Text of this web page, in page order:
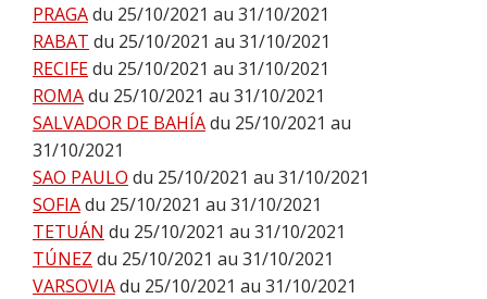
PRAGAdu 25/10/2021 au 31/10/2021
RABAT du 25/10/2021 au 31/10/2021
RECIFEdu 25/10/2021 au 31/10/2021
ROMAdu 25/10/2021 au 31/10/2021
SALVADOR DE BAHÍAdu 25/10/2021 au
31/10/2021
SAO PAULO du 25/10/2021 au 31/10/2021
SOFIAdu 25/10/2021 au 31/10/2021
TETUÁN du 25/10/2021 au 31/10/2021
TÚNEZ du 25/10/2021 au 31/10/2021
VARSOVIAdu 25/10/2021 au 31/10/2021